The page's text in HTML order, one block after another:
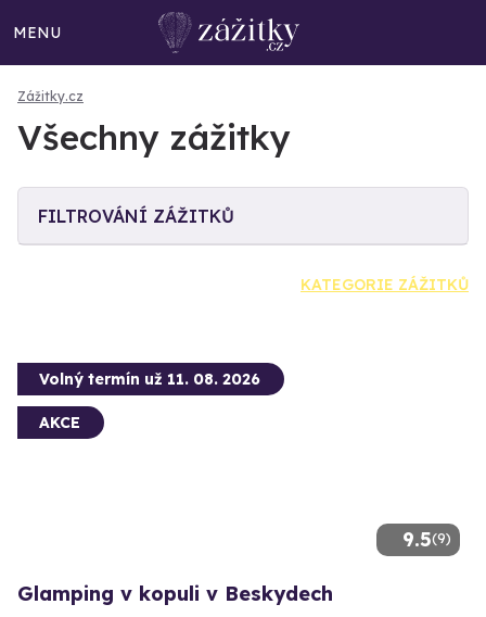
MENU
Zážitky.cz
Všechny zážitky
FILTROVÁNÍ ZÁŽITKŮ
KATEGORIE ZÁŽITKŮ
9.5(9)
Volný termín už 11. 08. 2026
AKCE
Glamping v kopuli v Beskydech